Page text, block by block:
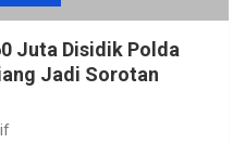
Juta Disidik Polda
Jadi Sorotan